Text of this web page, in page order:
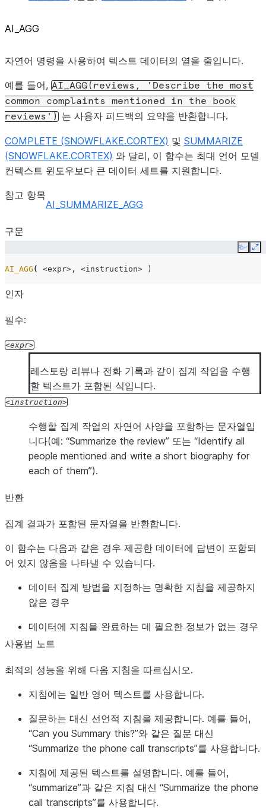
AI_AGG
자연어 명령을 사용하여 텍스트 데이터의 열을 줄입니다.
예를 들어, AI_AGG(reviews, 'Describe the
most
common
complaints mentioned in the
book
reviews')
는 사용자 피드백의 요약을 반환합니다.
COMPLETE (SNOWFLAKE.CORTEX) 및 SUMMARIZE
(SNOWFLAKE.CORTEX) 와 달리, 이 함수는 최대 언어 모델
컨텍스트 윈도우보다 큰 데이터 세트를 지원합니다.
참고 항목
AI_SUMMARIZE_AGG
구문
Copy
AI_AGG ( <expr> , <instruction> )
인자
필수:
expr
레스토랑 리뷰나 전화 기록과 같이 집계 작업을 수행
할 텍스트가 포함된 식입니다.
instruction
수행할 집계 작업의 자연어 사양을 포함하는 문자열입
니다(예: “Summarize the review” 또는 “Identify all
people mentioned and write a short biography for
each of them”).
반환
집계 결과가 포함된 문자열을 반환합니다.
이 함수는 다음과 같은 경우 제공한 데이터에 답변이 포함되
어 있지 않음을 나타낼 수 있습니다.
데이터 집계 방법을 지정하는 명확한 지침을 제공하지
않은 경우
데이터에 지침을 완료하는 데 필요한 정보가 없는 경우
사용법 노트
최적의 성능을 위해 다음 지침을 따르십시오.
지침에는 일반 영어 텍스트를 사용합니다.
질문하는 대신 선언적 지침을 제공합니다. 예를 들어,
“Can you Summary this?”와 같은 질문 대신
“Summarize the phone call transcripts”를 사용합니다.
지침에 제공된 텍스트를 설명합니다. 예를 들어,
“summarize”과 같은 지침 대신 “Summarize the phone
call transcripts”를 사용합니다.